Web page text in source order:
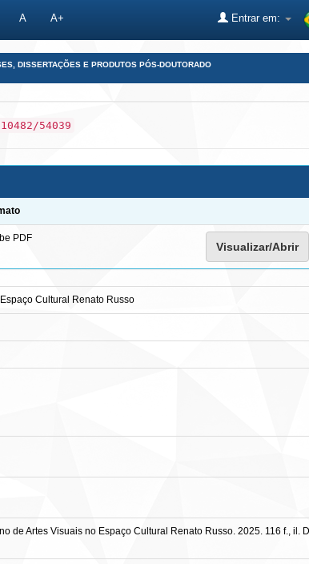
A A+ Entrar em:
DISSERTAÇÕES E PRODUTOS PÓS-DOUTORADO
54039
PDF
Visualizar/Abrir
Cultural Renato Russo
de Artes Visuais no Espaço Cultural Renato Russo. 2025. 116 f., il.